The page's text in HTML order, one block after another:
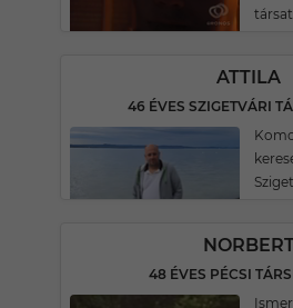
ATTILA
46 ÉVES SZIGETVÁRI
48 ÉVES PÉCSI